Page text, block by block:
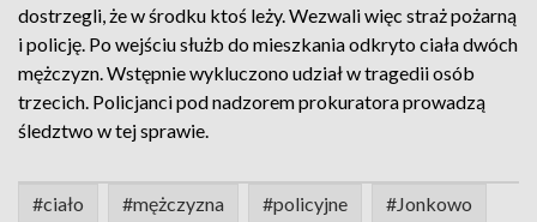
dostrzegli, że w środku ktoś leży. Wezwali więc straż pożarną
i policję. Po wejściu służb do mieszkania odkryto ciała dwóch
mężczyzn. Wstępnie wykluczono udział w tragedii osób
trzecich. Policjanci pod nadzorem prokuratora prowadzą
śledztwo w tej sprawie.
#ciało #mężczyzna #policyjne #Jonkowo